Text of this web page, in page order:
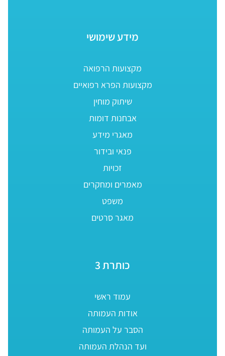
מידע שימושי
מקצועות הרפואה
מקצועות הפרא רפואיים
שיתוק מוחין
אבחנות דומות
מאגרי מידע
פנאי ובידור
זכויות
מאמרים ומחקרים
משפט
מאגר סרטים
כותרת 3
עמוד ראשי
אודות העמותה
הסבר על העמותה
ועד הנהלת העמותה